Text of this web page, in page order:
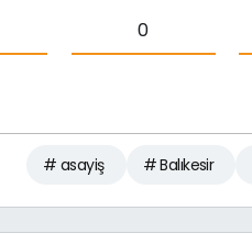
0
# asayiş # Balıkesir